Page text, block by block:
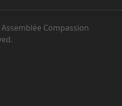
Assemblée Compassion